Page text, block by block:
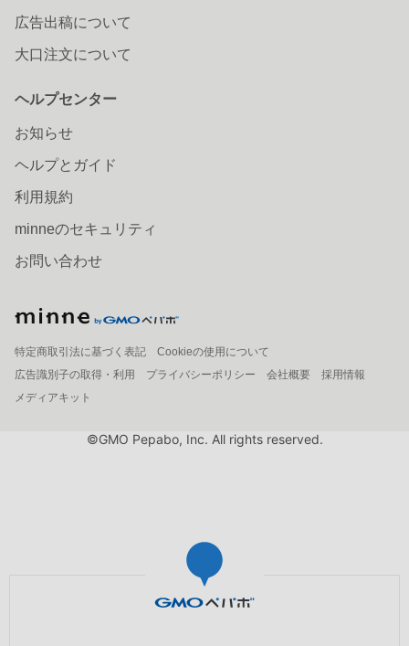
広告出稿について
大口注文について
ヘルプセンター
お知らせ
ヘルプとガイド
利用規約
minneのセキュリティ
お問い合わせ
特定商取引法に基づく表記
Cookieの使用について
広告識別子の取得・利用
プライバシーポリシー 会社概要
採用情報
メディアキット
©GMO Pepabo, Inc. All rights reserved.